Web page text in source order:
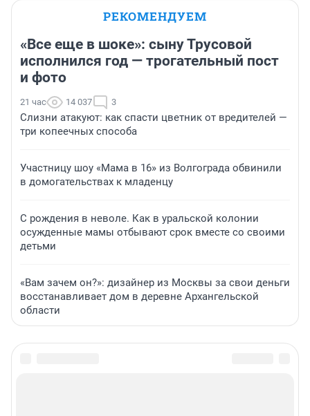
РЕКОМЕНДУЕМ
«Все еще в шоке»: сыну Трусовой
исполнился год — трогательный пост
и фото
21 час 14 037 3
Слизни атакуют: как спасти цветник от вредителей —
три копеечных способа
Участницу шоу «Мама в 16» из Волгограда обвинили
в домогательствах к младенцу
С рождения в неволе. Как в уральской колонии
осужденные мамы отбывают срок вместе со своими
детьми
«Вам зачем он?»: дизайнер из Москвы за свои деньги
восстанавливает дом в деревне Архангельской
области